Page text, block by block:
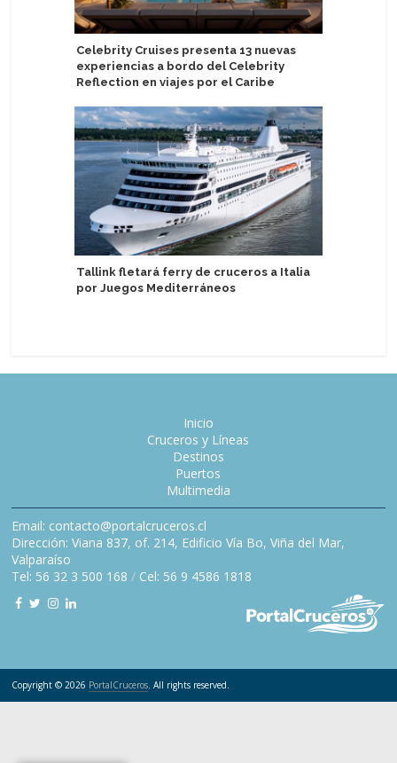
Celebrity Cruises presenta 13 nuevas
experiencias a bordo del Celebrity
Reflection en viajes por el Caribe
Tallink fletará ferry de cruceros a Italia
por Juegos Mediterráneos
Inicio
Cruceros y Líneas
Destinos
Puertos
Multimedia
Email: contacto@portalcruceros.cl
Dirección: Viana 837, of. 214, Edificio Vía Bo, Viña del Mar,
Valparaíso
Tel: 56 32 3 500 168 / Cel: 56 9 4586 1818
Copyright © 2026 PortalCruceros. All rights reserved.